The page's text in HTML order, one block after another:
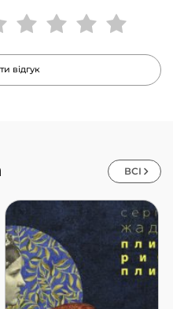
відгук
ВСІ